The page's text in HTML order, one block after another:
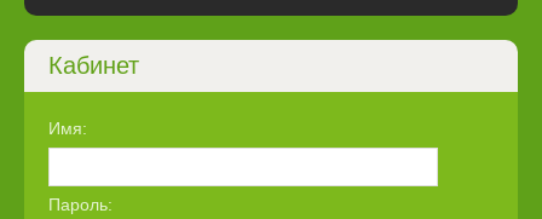
Кабинет
Имя:
Пароль: